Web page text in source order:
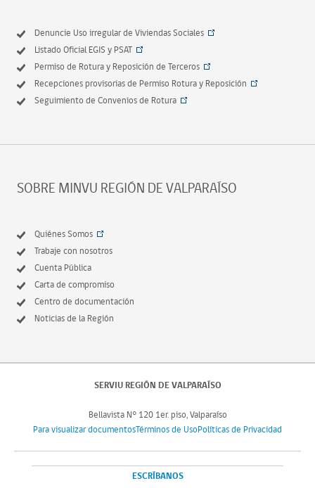
Denuncie Uso irregular de Viviendas Sociales
Listado Oficial EGIS y PSAT
Permiso de Rotura y Reposición de Terceros
Recepciones provisorias de Permiso Rotura y Reposición
Seguimiento de Convenios de Rotura
SOBRE MINVU REGIÓN DE VALPARAÍSO
Quiénes Somos
Trabaje con nosotros
Cuenta Pública
Carta de compromiso
Centro de documentación
Noticias de la Región
SERVIU REGIÓN DE VALPARAÍSO
Bellavista N° 120 1er. piso, Valparaíso
Para visualizar documentosTérminos de UsoPolíticas de Privacidad
ESCRÍBANOS